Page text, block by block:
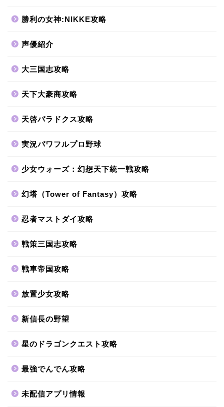
勝利の女神:NIKKE攻略
声優紹介
大三国志攻略
天下大豪商攻略
天啓パラドクス攻略
実況パワフルプロ野球
少女ウォーズ：幻想天下統一戦攻略
幻塔（Tower of Fantasy）攻略
忍者マストダイ攻略
戦策三国志攻略
戦車帝国攻略
放置少女攻略
新信長の野望
星のドラゴンクエスト攻略
最強でんでん攻略
未配信アプリ情報